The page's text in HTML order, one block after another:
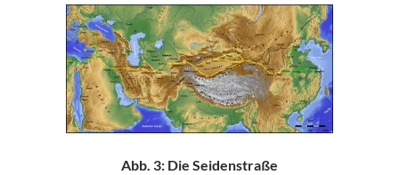
Abb. 3: Die Seidenstraße